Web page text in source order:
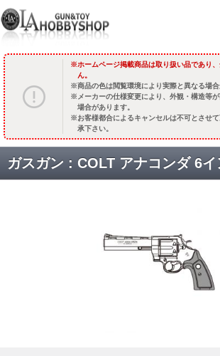
ホームページ掲載商品は取り扱い品であり
ん。
商品の色は閲覧環境により実際と異なる場合
メーカーの仕様変更により、外観・構造等
場合があります。
お客様都合によるキャンセルは不可とさせ
承下さい。